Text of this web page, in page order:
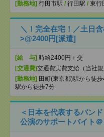
[勤務地] 行田市駅 / 行田駅 / 東行
＼！完全在宅！／土日
>@2400円[派遣]
[給 与] 時給2400円＋交
[交通費]交通費実費支給（当社規
[勤務地] 田町(東京都)駅から徒
駅から徒歩7分
＜日本を代表するバン
公演のサポートバイト